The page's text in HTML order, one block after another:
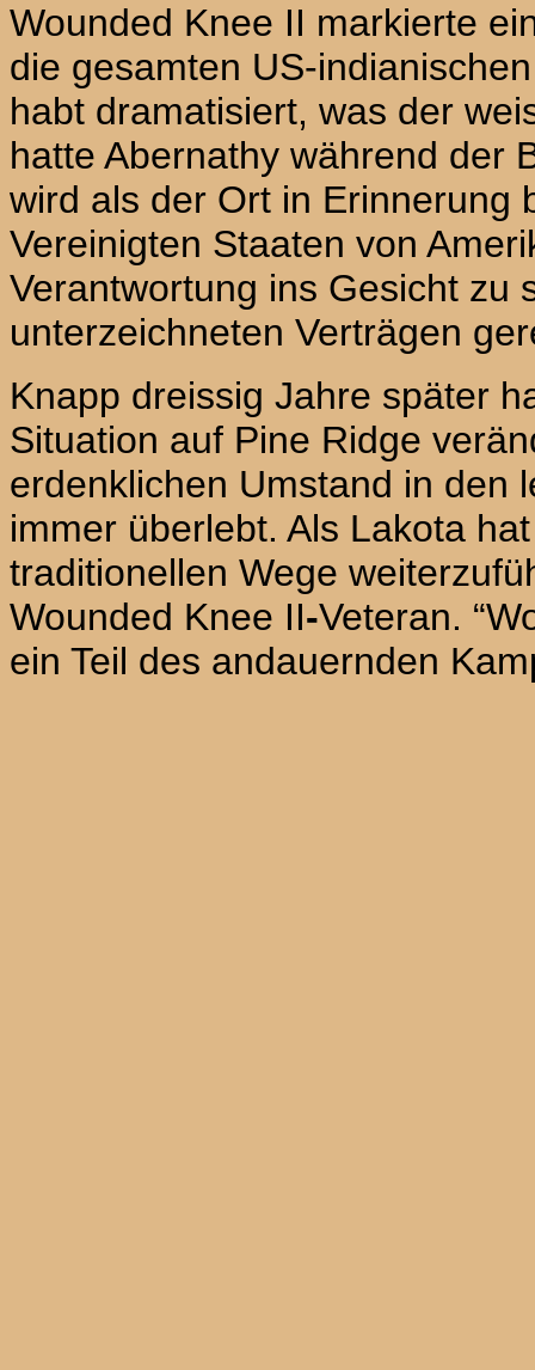
Wounded Knee II markierte
die gesamten US-
habt dramatisiert, was der
hatte Abernathy während der
wird als der Ort in Erinnerung
Vereinigten Staaten von
Verantwortung ins Gesicht zu
unterzeichneten Verträgen
Knapp dreissig Jahre später
Situation auf Pine Ridge
erdenklichen Umstand in den
immer überlebt. Als Lakota
traditionellen Wege
Wounded Knee II-Veteran.
ein Teil des andauernden